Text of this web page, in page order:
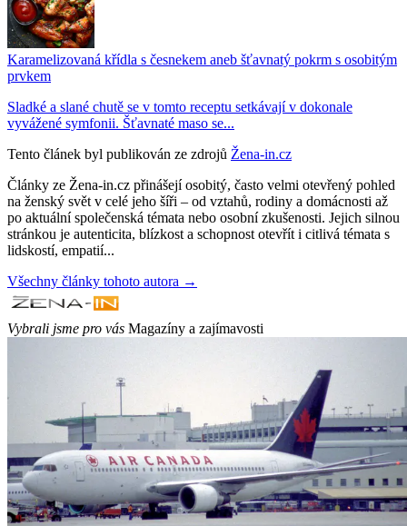
Karamelizovaná křídla s česnekem aneb šťavnatý pokrm s osobitým
prvkem
Sladké a slané chutě se v tomto receptu setkávají v dokonale
vyvážené symfonii. Šťavnaté maso se...
Tento článek byl publikován ze zdrojů Žena-in.cz
Články ze Žena-in.cz přinášejí osobitý, často velmi otevřený pohled
na ženský svět v celé jeho šíři – od vztahů, rodiny a domácnosti až
po aktuální společenská témata nebo osobní zkušenosti. Jejich silnou
stránkou je autenticita, blízkost a schopnost otevřít i citlivá témata s
lidskostí, empatií...
Všechny články tohoto autora →
Vybrali jsme pro vás Magazíny a zajímavosti